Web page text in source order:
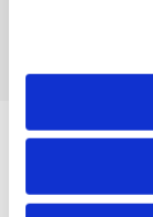
vakman